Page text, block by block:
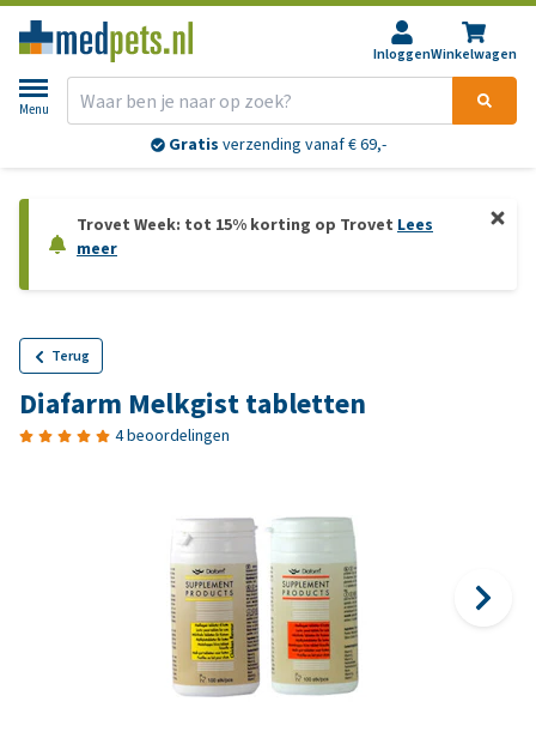
InloggenWinkelwagen
Menu
Gratis verzending vanaf € 69,-
Trovet Week: tot 15% korting op Trovet Lees
meer
Terug
Diafarm Melkgist tabletten
4 beoordelingen